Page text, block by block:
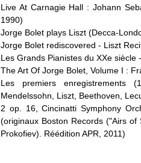
Live At Carnagie Hall : Johann
1990)
Jorge Bolet plays Liszt (Decca-
Jorge Bolet rediscovered - Liszt
Les Grands Pianistes du XXe
The Art Of Jorge Bolet, Volume I :
Les premiers enregistrements
Mendelssohn, Liszt, Beethoven,
2 op. 16, Cincinatti Symphony
(originaux Boston Records ("Airs
Prokofiev). Réédition APR, 2011)